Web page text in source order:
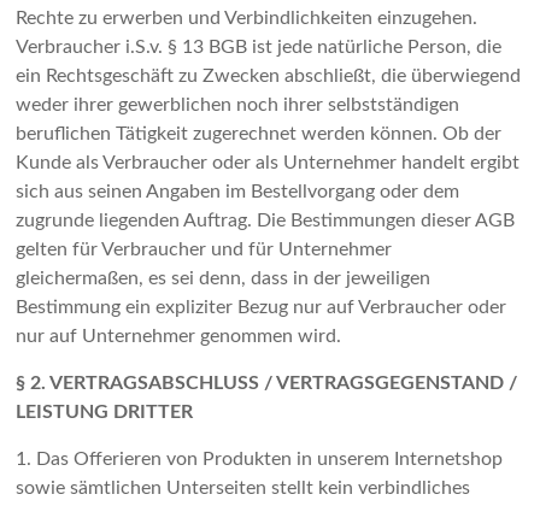
Rechte zu erwerben und Verbindlichkeiten einzugehen.
Verbraucher i.S.v. § 13 BGB ist jede natürliche Person, die
ein Rechtsgeschäft zu Zwecken abschließt, die überwiegend
weder ihrer gewerblichen noch ihrer selbstständigen
beruflichen Tätigkeit zugerechnet werden können. Ob der
Kunde als Verbraucher oder als Unternehmer handelt ergibt
sich aus seinen Angaben im Bestellvorgang oder dem
zugrunde liegenden Auftrag. Die Bestimmungen dieser AGB
gelten für Verbraucher und für Unternehmer
gleichermaßen, es sei denn, dass in der jeweiligen
Bestimmung ein expliziter Bezug nur auf Verbraucher oder
nur auf Unternehmer genommen wird.
§ 2. VERTRAGSABSCHLUSS / VERTRAGSGEGENSTAND /
LEISTUNG DRITTER
1. Das Offerieren von Produkten in unserem Internetshop
sowie sämtlichen Unterseiten stellt kein verbindliches